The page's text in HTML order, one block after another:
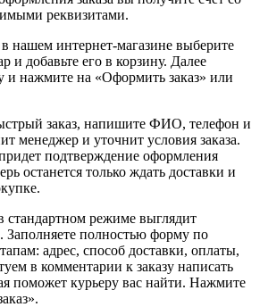
реквизитами.
нашем интернет-магазине выберите
и добавьте его в корзину. Далее
и нажмите на «Оформить заказ» или
заказ, напишите ФИО, телефон и
менеджер и уточнит условия заказа.
подтверждение оформления
останется только ждать доставки и
стандартном режиме выглядит
полностью форму по
адрес, способ доставки, оплаты,
в комментарии к заказу написать
поможет курьеру вас найти. Нажмите